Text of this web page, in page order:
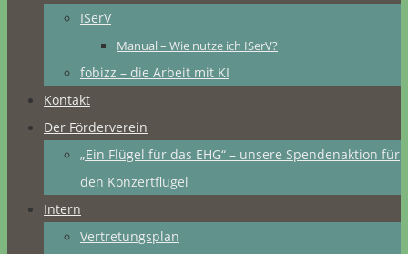
ISerV
Manual – Wie nutze ich ISerV?
fobizz – die Arbeit mit KI
Kontakt
Der Förderverein
„Ein Flügel für das EHG“ – unsere Spendenaktion für
den Konzertflügel
Intern
Vertretungsplan